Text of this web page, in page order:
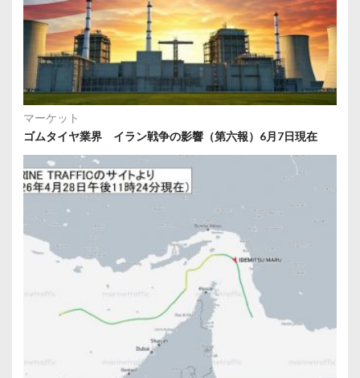
マーケット
ゴムタイヤ業界 イラン戦争の影響（第六報）6月7日現在